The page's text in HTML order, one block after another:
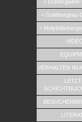
< Erzbergwerk
< Goldbergbau
<
VERHALTEN IM